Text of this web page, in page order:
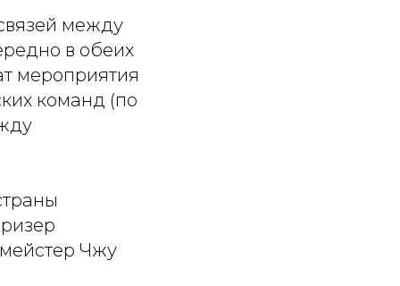
между
в обеих
мероприятия
команд (по
Чжу